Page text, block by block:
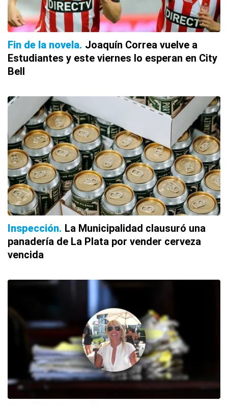
Fin de la novela Joaquín Correa vuelve a
Estudiantes y este viernes lo esperan en City
Bell
Inspección La Municipalidad clausuró una
panadería de La Plata por vender cerveza
vencida